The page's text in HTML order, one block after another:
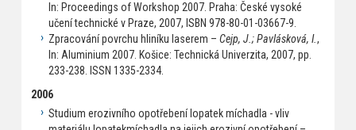
In: Proceedings of Workshop 2007. Praha: České vysoké
učení technické v Praze, 2007, ISBN 978-80-01-03667-9.
Zpracování povrchu hliníku laserem – Cejp, J.; Pavlásková, I.,
In: Aluminium 2007. Košice: Technická Univerzita, 2007, pp.
233-238. ISSN 1335-2334.
2006
Studium erozivního opotřebení lopatek míchadla - vliv